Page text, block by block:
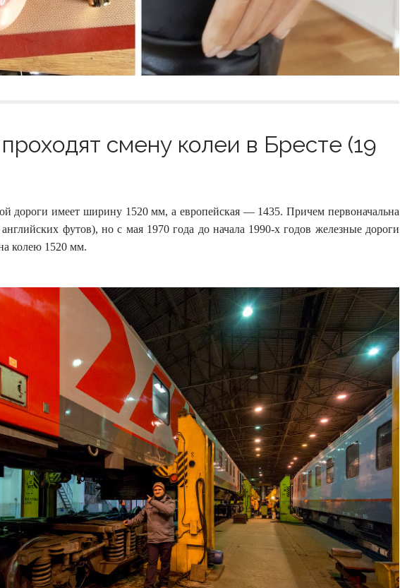
смену колеи в Бресте (19
дороги имеет ширину 1520 мм, а европейская — 1435. Причем первоначальна
футов), но с мая 1970 года до начала 1990-х годов железные дороги
колею 1520 мм.